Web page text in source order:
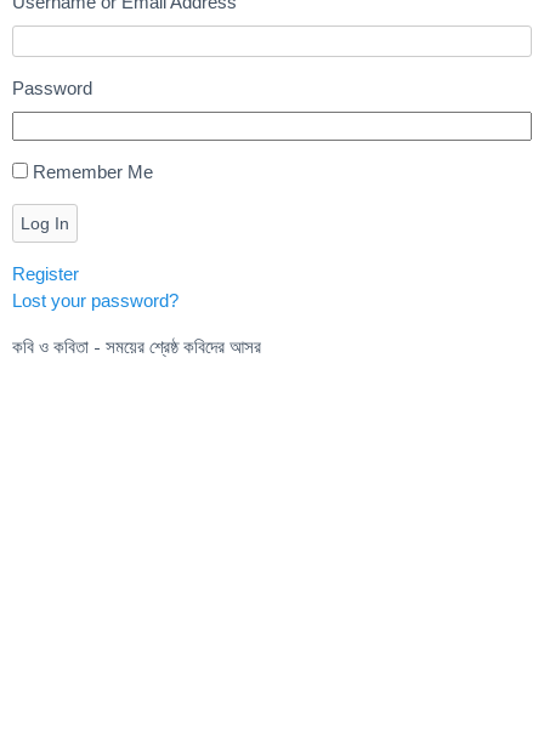
Password
Remember Me
Log In
Register
Lost your password?
কবি ও কবিতা - সময়ের শ্রেষ্ঠ কবিদের আসর